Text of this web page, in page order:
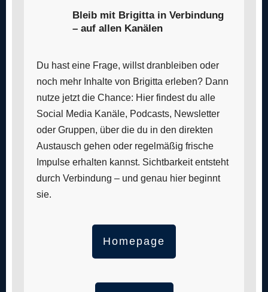
Bleib mit Brigitta in Verbindung
– auf allen Kanälen
Du hast eine Frage, willst dranbleiben oder
noch mehr Inhalte von Brigitta erleben? Dann
nutze jetzt die Chance: Hier findest du alle
Social Media Kanäle, Podcasts, Newsletter
oder Gruppen, über die du in den direkten
Austausch gehen oder regelmäßig frische
Impulse erhalten kannst. Sichtbarkeit entsteht
durch Verbindung – und genau hier beginnt
sie.
Homepage